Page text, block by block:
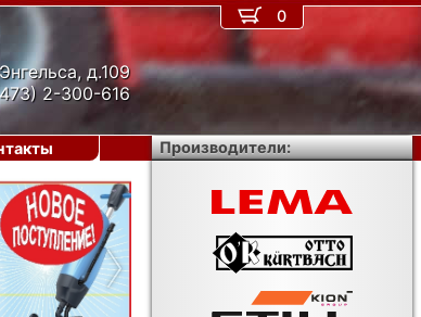
д.109
2-300-616
›
0
Производители: